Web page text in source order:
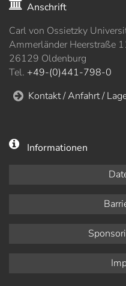
Anschrift
Carl von Ossietzky
Ammerländer Heerstraße
26129 Oldenburg
Tel. +49-(0)441-798-0
Kontakt / Anfahrt /
Informationen